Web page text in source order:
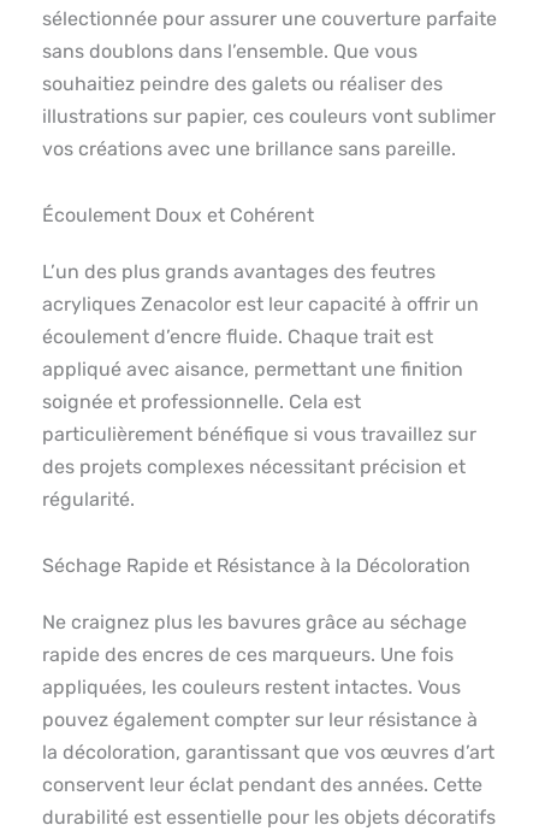
sélectionnée pour assurer une couverture parfaite
sans doublons dans l’ensemble. Que vous
souhaitiez peindre des galets ou réaliser des
illustrations sur papier, ces couleurs vont sublimer
vos créations avec une brillance sans pareille.
Écoulement Doux et Cohérent
L’un des plus grands avantages des feutres
acryliques Zenacolor est leur capacité à offrir un
écoulement d’encre fluide. Chaque trait est
appliqué avec aisance, permettant une finition
soignée et professionnelle. Cela est
particulièrement bénéfique si vous travaillez sur
des projets complexes nécessitant précision et
régularité.
Séchage Rapide et Résistance à la Décoloration
Ne craignez plus les bavures grâce au séchage
rapide des encres de ces marqueurs. Une fois
appliquées, les couleurs restent intactes. Vous
pouvez également compter sur leur résistance à
la décoloration, garantissant que vos œuvres d’art
conservent leur éclat pendant des années. Cette
durabilité est essentielle pour les objets décoratifs